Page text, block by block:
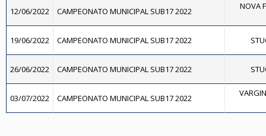
12/06/2022 CAMPEONATO MUNICIPAL SUB17 2022 NOVA
19/06/2022 CAMPEONATO MUNICIPAL SUB17 2022
26/06/2022 CAMPEONATO MUNICIPAL SUB17 2022
03/07/2022 CAMPEONATO MUNICIPAL SUB17 2022